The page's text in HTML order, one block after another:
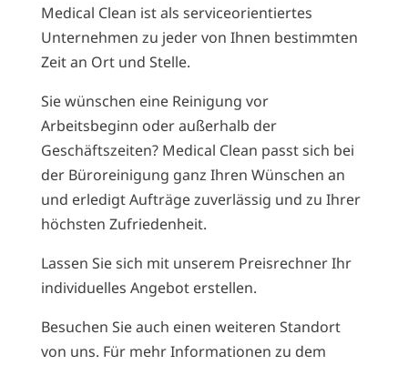
Medical Clean ist als serviceorientiertes
Unternehmen zu jeder von Ihnen bestimmten
Zeit an Ort und Stelle.
Sie wünschen eine Reinigung vor
Arbeitsbeginn oder außerhalb der
Geschäftszeiten? Medical Clean passt sich bei
der Büroreinigung ganz Ihren Wünschen an
und erledigt Aufträge zuverlässig und zu Ihrer
höchsten Zufriedenheit.
Lassen Sie sich mit unserem PreisrechnerIhr
individuelles Angebot erstellen.
Besuchen Sie auch einen weiteren Standort
von uns. Für mehr Informationen zu dem